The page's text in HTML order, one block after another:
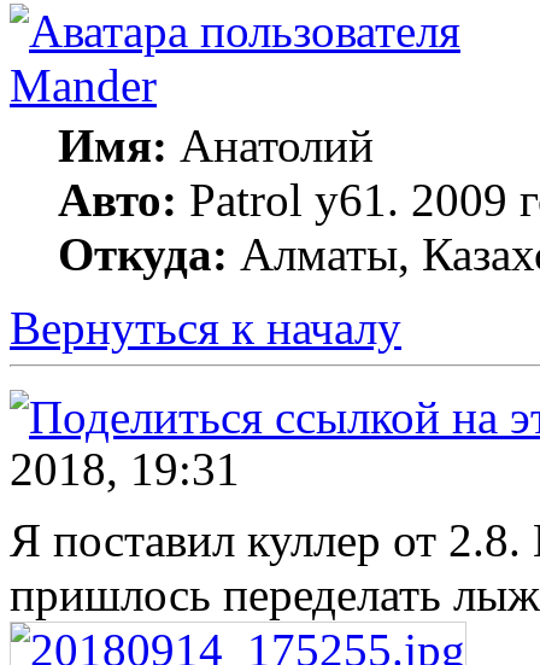
Mander
Имя: Анатолий
Авто: Patrol y61.
Откуда: Алматы,
Вернуться к началу
2018, 19:31
Я поставил куллер от
пришлось переделать